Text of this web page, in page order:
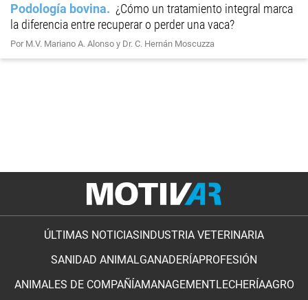
Podología bovina
¿Cómo un tratamiento integral marca
la diferencia entre recuperar o perder una vaca?
Por M.V. Mariano A. Alonso y Dr. C. Hernán Moscuzza
ÚLTIMAS NOTICIAS INDUSTRIA VETERINARIA
SANIDAD ANIMALGANADERÍAPROFESIÓN
ANIMALES DE COMPAÑÍAMANAGEMENTLECHERÍAAGRO